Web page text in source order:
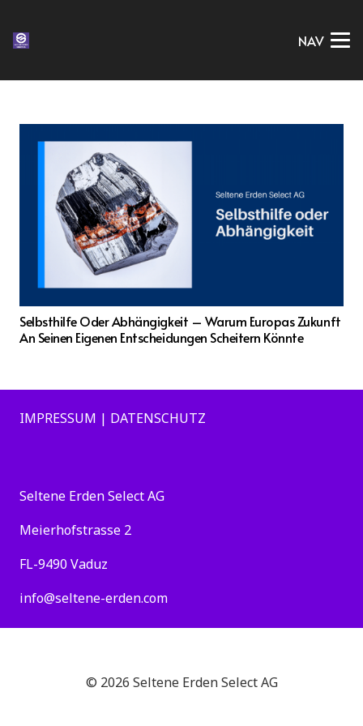
NAV
Selbsthilfe Oder Abhängigkeit – Warum Europas Zukunft
An Seinen Eigenen Entscheidungen Scheitern Könnte
IMPRESSUM | DATENSCHUTZ
Seltene Erden Select AG
Meierhofstrasse 2
FL-9490 Vaduz
info@seltene-erden.com
© 2026 Seltene Erden Select AG